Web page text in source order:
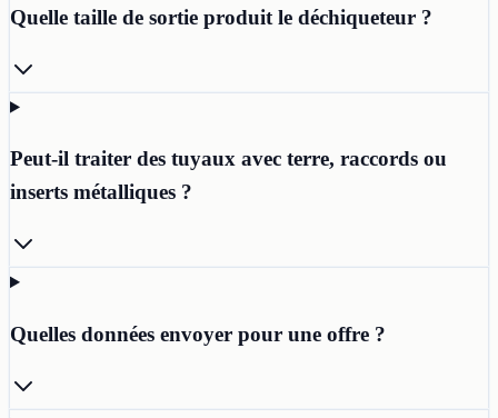
Quelle taille de sortie produit le déchiqueteur ?
Peut-il traiter des tuyaux avec terre, raccords ou
inserts métalliques ?
Quelles données envoyer pour une offre ?